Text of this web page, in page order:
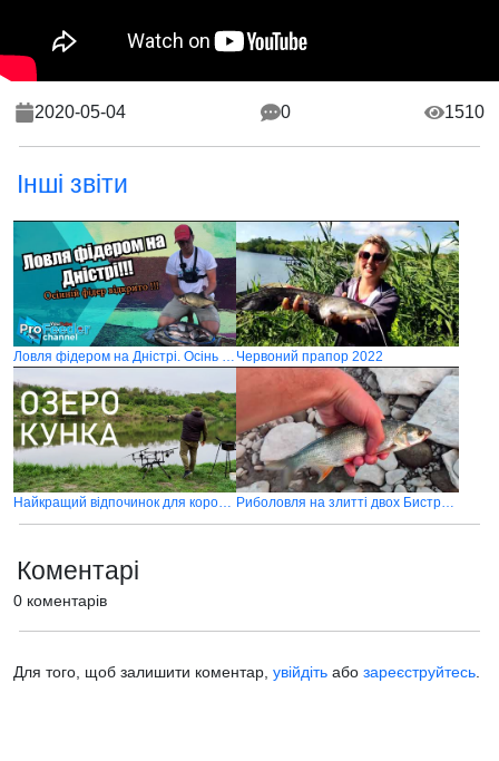
2020-05-04 0 1510
Інші звіти
Ловля фідером на Дністрі. Осінь 2020 Червоний прапор 2022
Найкращий відпочинок для коропятника Риболовля на злитті двох Бистриць
Коментарі
0 коментарів
Для того, щоб залишити коментар, увійдіть або зареєструйтесь